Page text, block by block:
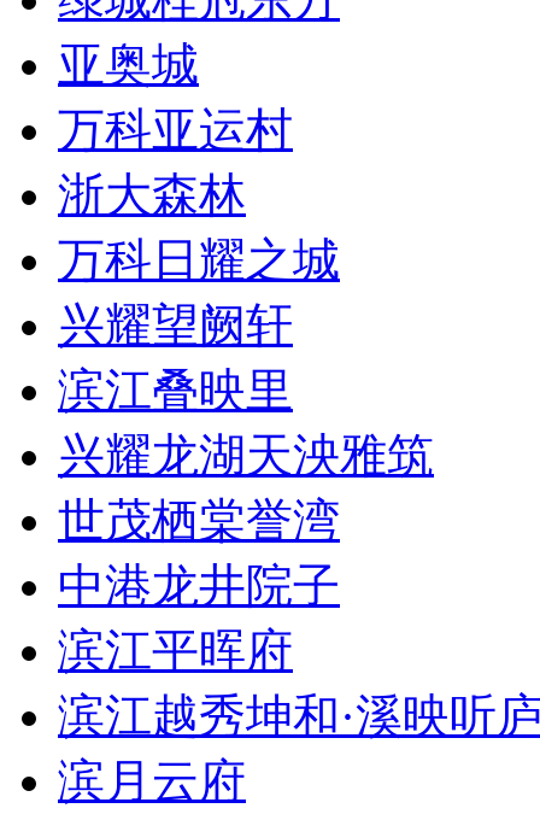
亚奥城
万科亚运村
浙大森林
万科日耀之城
兴耀望阙轩
滨江叠映里
兴耀龙湖天泱雅筑
世茂栖棠誉湾
中港龙井院子
滨江平晖府
滨江越秀坤和·溪映听
滨月云府